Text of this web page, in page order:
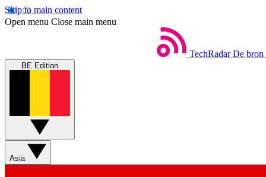
Skip to main content
Open menu Close main menu
TechRadar De bron
BE Edition
Asia